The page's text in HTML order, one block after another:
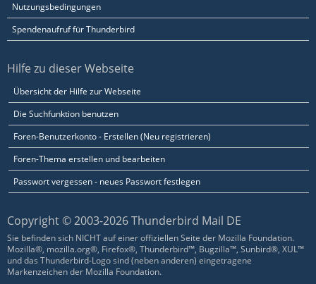
Nutzungsbedingungen
Spendenaufruf für Thunderbird
Hilfe zu dieser Webseite
Übersicht der Hilfe zur Webseite
Die Suchfunktion benutzen
Foren-Benutzerkonto - Erstellen (Neu registrieren)
Foren-Thema erstellen und bearbeiten
Passwort vergessen - neues Passwort festlegen
Copyright © 2003-2026 Thunderbird Mail DE
Sie befinden sich NICHT auf einer offiziellen Seite der Mozilla Foundation.
Mozilla®, mozilla.org®, Firefox®, Thunderbird™, Bugzilla™, Sunbird®, XUL™
und das Thunderbird-Logo sind (neben anderen) eingetragene
Markenzeichen der Mozilla Foundation.